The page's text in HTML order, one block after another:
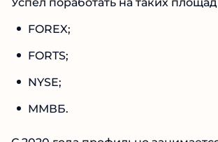
площадках как: